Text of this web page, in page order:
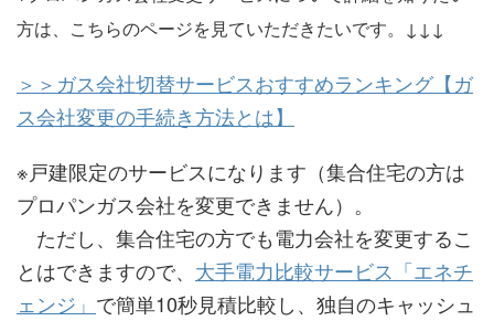
方は、こちらのページを見ていただきたいです。↓↓↓
＞＞ガス会社切替サービスおすすめランキング【ガ
ス会社変更の手続き方法とは】
※戸建限定のサービスになります（集合住宅の方は
プロパンガス会社を変更できません）。
ただし、集合住宅の方でも電力会社を変更するこ
とはできますので、 大手電力比較サービス「エネチ
ェンジ」 で簡単10秒見積比較し、独自のキャッシュ